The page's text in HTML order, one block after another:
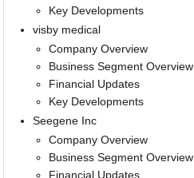
Key Developments
visby medical
Company Overview
Business Segment Overview
Financial Updates
Key Developments
Seegene Inc
Company Overview
Business Segment Overview
Financial Updates